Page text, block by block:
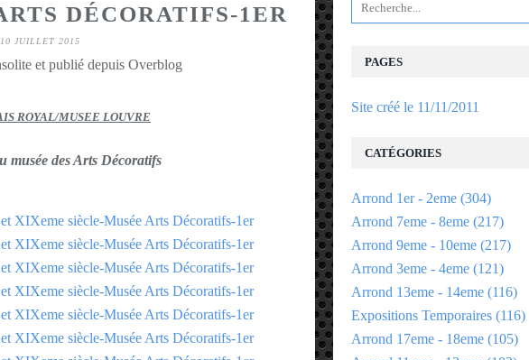
DÉCORATIFS-1ER
10 JUILLET 2015
et publié depuis Overblog
ROYAL/MUSEE LOUVRE
musée des Arts Décoratifs
PAGES
Site créé le 11/11/2011
CATÉGORIES
Arrond 1er - 2eme (304)
Arrond 7eme - 8eme (217)
Arrond 9eme - 10eme (217)
Arrond 3eme - 4eme (121)
Arrond 13eme - 14eme (116)
Expositions Temporaires (116)
Arrond 17eme - 18eme (105)